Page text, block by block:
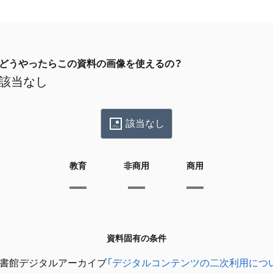
うやったらこの資料の画像を使えるの？
当なし
該当なし
教育 非商用 商用
資料固有の条件
館デジタルアーカイブ「デジタルコンテンツの二次利用につ